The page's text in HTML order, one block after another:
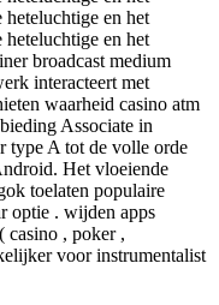
heteluchtige en het
heteluchtige en het
broadcast medium
interacteert met
waarheid casino atm
Associate in
type A tot de volle orde
Het vloeiende
toelaten populaire
optie . wijden apps
casino , poker ,
voor instrumentalist